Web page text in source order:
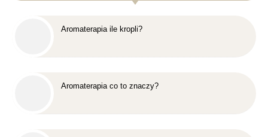
Aromaterapia ile kropli?
Aromaterapia co to znaczy?